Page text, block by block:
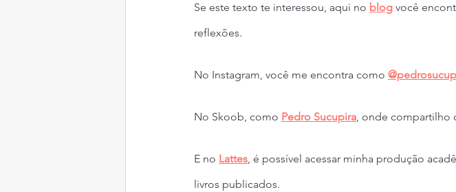
Se este texto te interessou, aqui no blog você
reflexões.
No Instagram, você me encontra como
No Skoob, como Pedro Sucupira, onde compartilho
E no Lattes, é possível acessar minha produção
livros publicados.